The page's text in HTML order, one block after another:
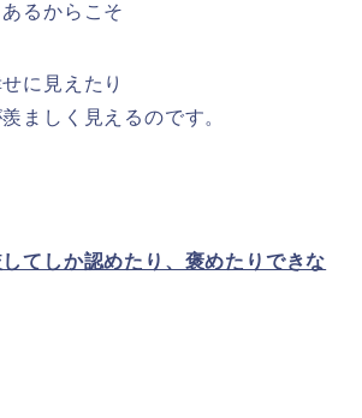
るからこそ
に見えたり
ましく見えるのです。
てしか認めたり、褒めたりできな